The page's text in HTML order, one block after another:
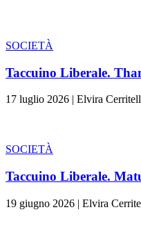
SOCIETÀ
Taccuino Liberale.
17 luglio 2026 | Elvira
SOCIETÀ
Taccuino Liberale.
19 giugno 2026 | Elvira